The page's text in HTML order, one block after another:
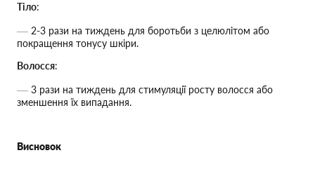
Тіло:
2-3 рази на тиждень для боротьби з целюлітом або
покращення тонусу шкіри.
Волосся:
3 рази на тиждень для стимуляції росту волосся або
зменшення їх випадання.
Висновок